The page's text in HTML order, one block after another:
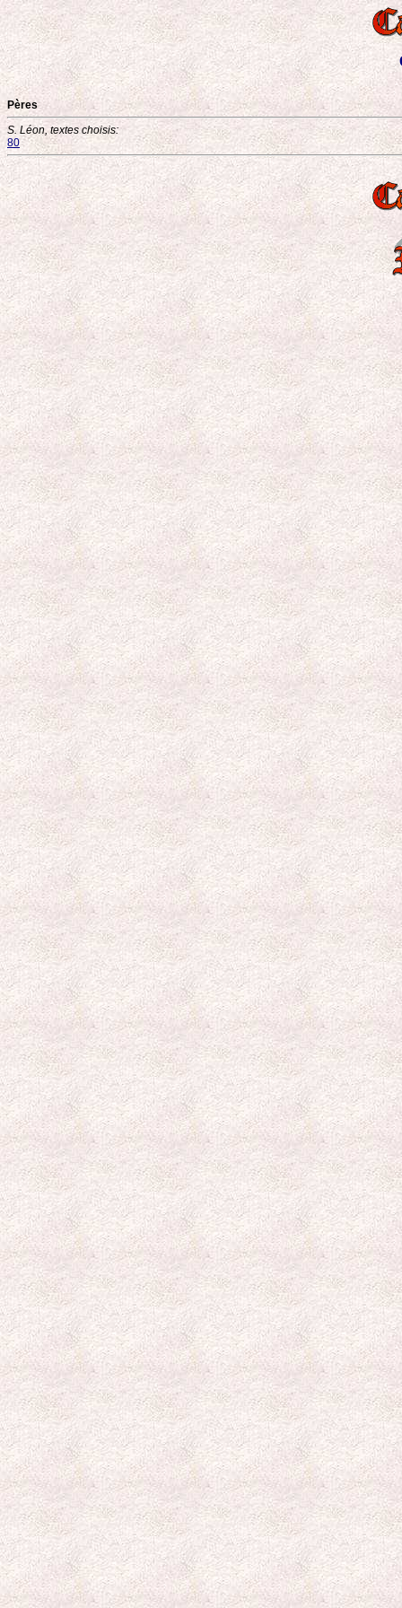
Pères
S. Léon, textes choisis:
80